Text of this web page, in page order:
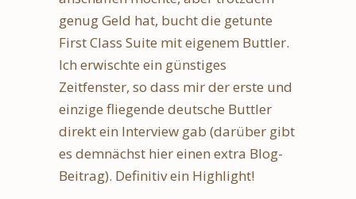
genug Geld hat, bucht die getunte
First Class Suite mit eigenem Buttler.
Ich erwischte ein günstiges
Zeitfenster, so dass mir der erste und
einzige fliegende deutsche Buttler
direkt ein Interview gab (darüber gibt
es demnächst hier einen extra Blog-
Beitrag). Definitiv ein Highlight!